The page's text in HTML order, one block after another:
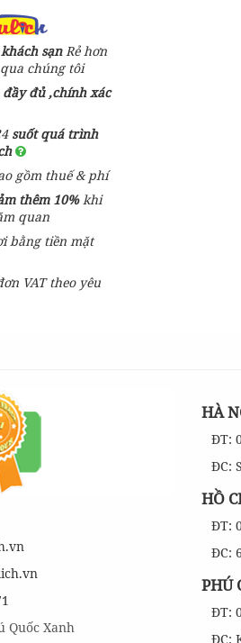
điểm du lịch
nhất việt nam:
những nơi
Bà Đen Tây
đi du lịch
chi tiết kèm
hệ
nang du lịch
tự túc từ A-Z
trên cạn ở
sạnRẻ hơn
chúng tôi
đầy đủ ,chính xác
suốt quá trình
gồm thuế & phí
thêm 10%khi
quan
bằng tiền mặt
VAT theo yêu
Quốc Xanh
HÀ
ĐT:
ĐC:
HỒ
ĐT:
ĐC:
PHÚ
ĐT:
ĐC: